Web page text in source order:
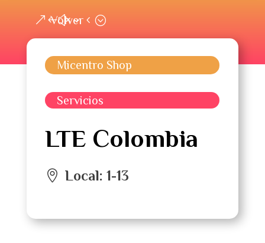
Volver
Micentro Shop
Servicios
LTE Colombia
Local: 1-13